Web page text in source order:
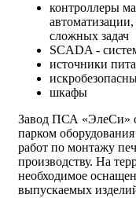
контроллеры
сложных задач
SCADA -
источники
шкафы
Завод ПСА «ЭлеСи»
парком
работ по монтажу
производству. На
необходимое
выпускаемых